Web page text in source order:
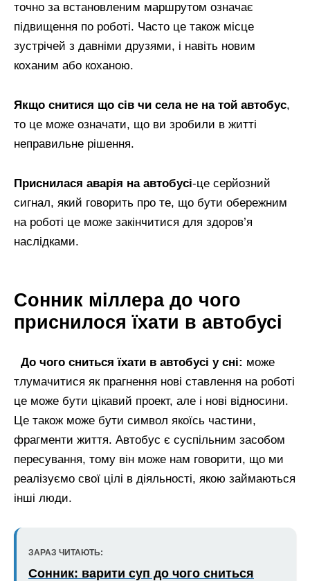
точно за встановленим маршрутом означає
підвищення по роботі. Часто це також місце
зустрічей з давніми друзями, і навіть новим
коханим або коханою.
Якщо снитися що сів чи села не на той автобус,
то це може означати, що ви зробили в житті
неправильне рішення.
Приснилася аварія на автобусі-це серйозний
сигнал, який говорить про те, що бути обережним
на роботі це може закінчитися для здоров’я
наслідками.
Сонник міллера до чого
приснилося їхати в автобусі
До чого сниться їхати в автобусі у сні: може
тлумачитися як прагнення нові ставлення на роботі
це може бути цікавий проект, але і нові відносини.
Це також може бути символ якоїсь частини,
фрагменти життя. Автобус є суспільним засобом
пересування, тому він може нам говорити, що ми
реалізуємо свої цілі в діяльності, якою займаються
інші люди.
ЗАРАЗ ЧИТАЮТЬ:
Сонник: варити суп до чого сниться